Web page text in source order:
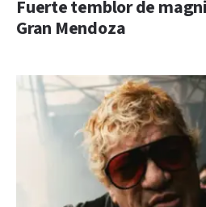
Fuerte temblor de
Gran Mendoza